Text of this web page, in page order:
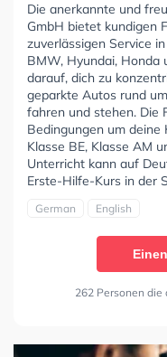
Die anerkannte und
GmbH bietet kundigen
zuverlässigen Service
BMW, Hyundai, Honda
darauf, dich zu
geparkte Autos rund
fahren und stehen. Die
Bedingungen um deine
Klasse BE, Klasse AM
Unterricht kann auf
Erste-Hilfe-Kurs in der
German English
262 Personen die